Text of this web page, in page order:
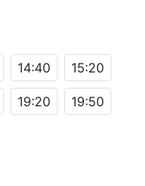
14:40 15:20
19:20 19:50